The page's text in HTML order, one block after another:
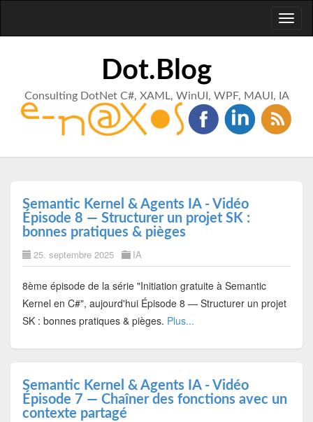
Dot.Blog
Consulting DotNet C#, XAML, WinUI, WPF, MAUI, IA
Semantic Kernel & Agents IA - Vidéo
Épisode 8 — Structurer un projet SK :
bonnes pratiques & pièges
25. septembre 2025 IA
8ème épisode de la série "Initiation gratuite à Semantic
Kernel en C#", aujourd'hui Épisode 8 — Structurer un projet
SK : bonnes pratiques & pièges. Plus...
Semantic Kernel & Agents IA - Vidéo
Épisode 7 — Chaîner des fonctions avec un
contexte partagé